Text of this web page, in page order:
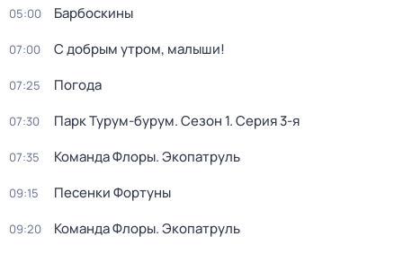
05:00 Барбоскины
07:00 С добрым утром, малыши!
07:25 Погода
07:30 Парк Турум-бурум. Сезон 1. Серия 3-я
07:35 Команда Флоры. Экопатруль
09:15 Песенки Фортуны
09:20 Команда Флоры. Экопатруль